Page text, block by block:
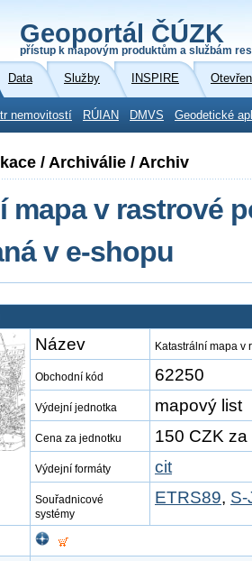
Geoportál ČÚZK
přístup k mapovým produktům a službám
Data Služby INSPIRE
nemovitostí RÚIAN DMVS Geodetické
/ Archiválie / Archiv
mapa v rastrové
v e-shopu
Název Katastrální mapa v
Obchodní kód 62250
Výdejní jednotka mapový list
Cena za jednotku 150 CZK
Výdejní formáty cit
Souřadnicové
systémy
ETRS89, S-